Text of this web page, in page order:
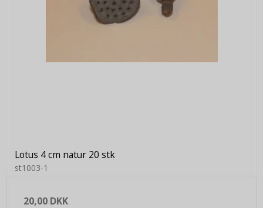
Lotus 4 cm natur 20 stk
st1003-1
20,00 DKK